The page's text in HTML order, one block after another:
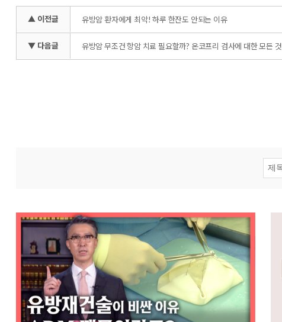
▲ 이전글 유방암 환자에게 최악! 하루 한잔도 안되는 이유
▼ 다음글 유방암 무조건 항암 치료 필요할까? 온코프리 검사에 대한 모든 것